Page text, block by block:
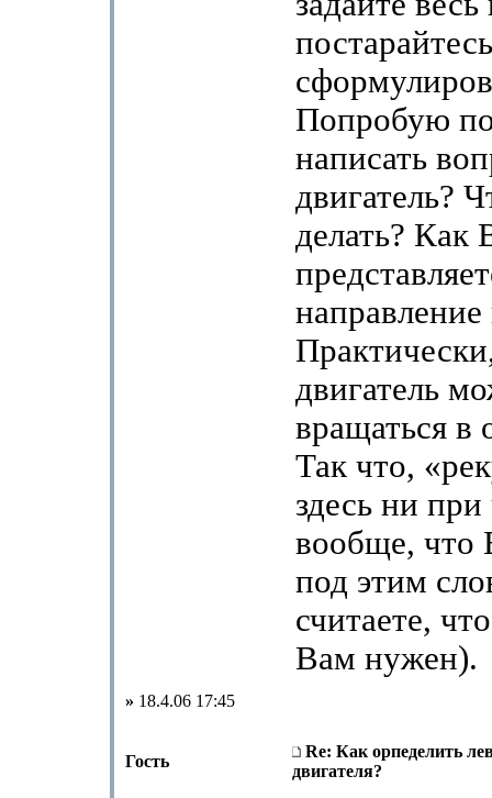
Попробую
написать
двигатель?
делать? Как
двигатель
вращаться в
Так что,
здесь ни
вообще, что
под этим
считаете,
Вам нужен).
» 18.4.06 17:45
Гость
Re: Как орпеделить
двигателя?